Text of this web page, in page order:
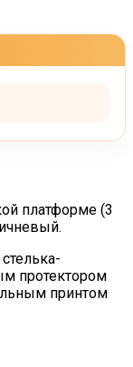
платформе (3
протектором
принтом